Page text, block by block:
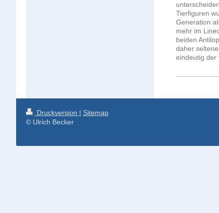
Tierfiguren
Generation
mehr im
beiden
daher
eindeutig der
Druckversion | Sitemap
© Ulrich Becker